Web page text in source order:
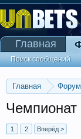
Главная Форум
Чемпионат
1 2 Вперёд >
Главная
Поиск сообщений